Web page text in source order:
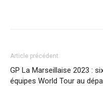
Article précédent
GP La Marseillaise 2023 :
équipes World Tour au